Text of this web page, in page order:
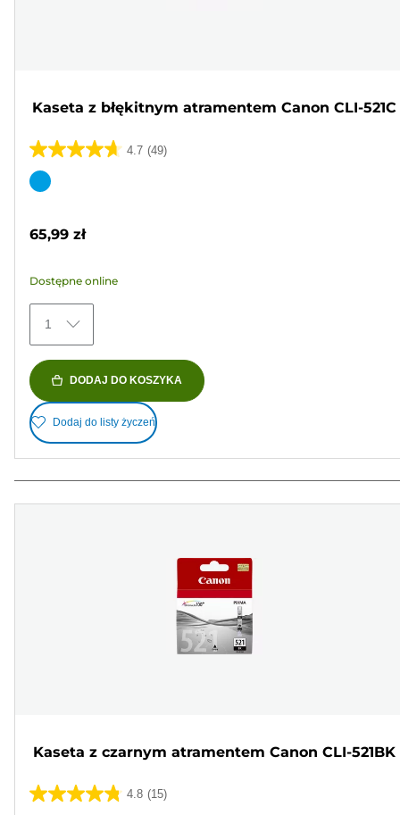
Kaseta z błękitnym atramentem Canon CLI-521C
4.7 (49)
4.7
na
49
Wkład
65,99 zł
Dostępne online
1
DODAJ DO KOSZYKA
Dodaj do listy życzeń
Kaseta z czarnym atramentem Canon CLI-521BK
4.8 (15)
4.8